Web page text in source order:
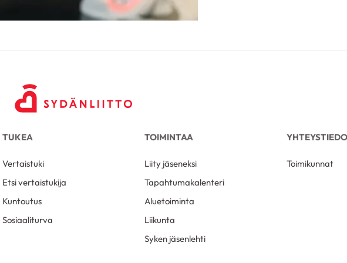
TUKEA
Vertaistuki
Etsi vertaistukija
Kuntoutus
Sosiaaliturva
TOIMINTAA
Liity jäseneksi
Tapahtumakalenteri
Aluetoiminta
Liikunta
Syken jäsenlehti
Toimikunnat